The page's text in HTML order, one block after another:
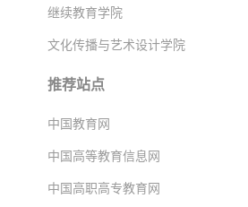
继续教育学院
文化传播与艺术设计学院
推荐站点
中国教育网
中国高等教育信息网
中国高职高专教育网